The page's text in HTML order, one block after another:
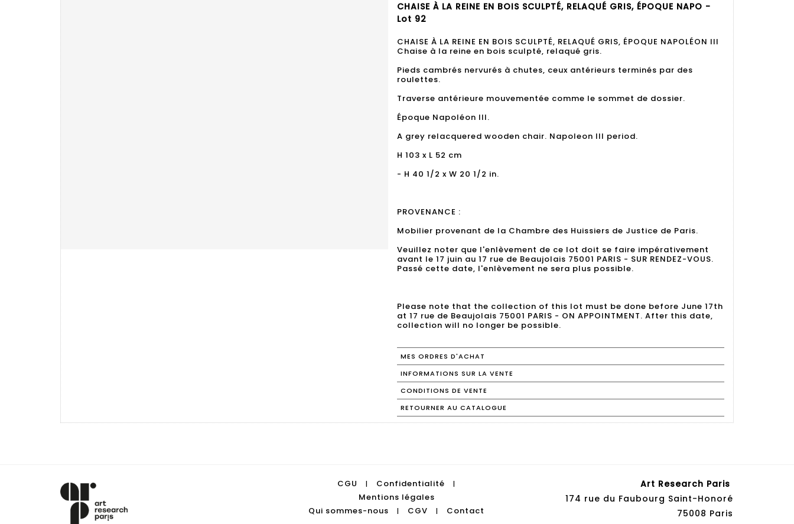
CHAISE À LA REINE EN BOIS SCULPTÉ, RELAQUÉ GRIS, ÉPOQUE NAPO -
Lot 92
CHAISE À LA REINE EN BOIS SCULPTÉ, RELAQUÉ GRIS, ÉPOQUE NAPOLÉON III
Chaise à la reine en bois sculpté, relaqué gris.
Pieds cambrés nervurés à chutes, ceux antérieurs terminés par des
roulettes.
Traverse antérieure mouvementée comme le sommet de dossier.
Époque Napoléon III.
A grey relacquered wooden chair. Napoleon III period.
H 103 x L 52 cm
- H 40 1/2 x W 20 1/2 in.
PROVENANCE :
Mobilier provenant de la Chambre des Huissiers de Justice de Paris.
Veuillez noter que l'enlèvement de ce lot doit se faire impérativement
avant le 17 juin au 17 rue de Beaujolais 75001 PARIS - SUR RENDEZ-VOUS.
Passé cette date, l'enlèvement ne sera plus possible.
Please note that the collection of this lot must be done before June 17th
at 17 rue de Beaujolais 75001 PARIS - ON APPOINTMENT. After this date,
collection will no longer be possible.
MES ORDRES D'ACHAT
INFORMATIONS SUR LA VENTE
CONDITIONS DE VENTE
RETOURNER AU CATALOGUE
CGU | Confidentialité |
Mentions légales
Qui sommes-nous
| CGV | Contact
Art Research Paris
174 rue du Faubourg Saint-Honoré
75008 Paris